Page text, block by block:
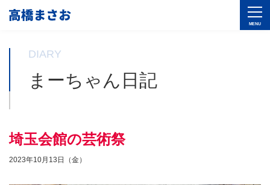
DIARY
まーちゃん日記
埼玉会館の芸術祭
2023年10月13日（金）